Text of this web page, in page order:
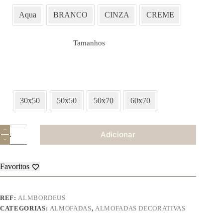
Aqua BRANCO CINZA CREME
Tamanhos
30x50 50x50 50x70 60x70
Quantidade
de
Almofada
Bordéus
Adicionar
Favoritos
REF: ALMBORDEUS
CATEGORIAS: ALMOFADAS, ALMOFADAS DECORATIVAS